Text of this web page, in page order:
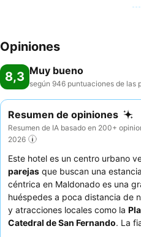
Opiniones
8,3 Muy bueno
según 946 puntuaciones de las
Resumen de opiniones
Resumen de IA basado en 200+
2026
Este hotel es un centro urbano
parejas que buscan una
céntrica en Maldonado es una
huéspedes a poca distancia de
y atracciones locales como la
Catedral de San Fernando. La